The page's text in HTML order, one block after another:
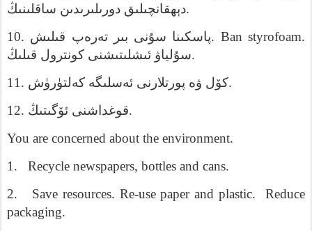
دېھقانچىلىق دورىلىرىدىن ساقلىنىڭ
.
10.
پاسكىنا سۇنى بىر تەرەپ قىلىش
. Ban styrofoam.
سۇلياۋ ئىشلىتىشنى كونترول قىلىڭ
.
11.
كۆل ۋە پورتلارنى ئەسلىگە كەلتۈرۈش
.
12.
قوغداشنى ئۆگىتىڭ
.
You are concerned about the environment.
1.
Recycle newspapers, bottles and cans.
2.
Save resources. Re-use paper and plastic.
Reduce
packaging.